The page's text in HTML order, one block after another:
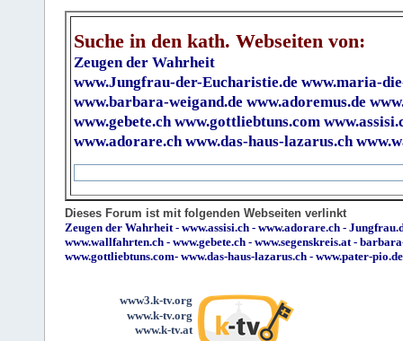
Suche in den kath. Webseiten von:
Zeugen der Wahrheit
www.Jungfrau-der-Eucharistie.de www.maria-
www.barbara-weigand.de www.adoremus.de
www.gebete.ch www.gottliebtuns.com
www.adorare.ch www.das-haus-lazarus.ch
Dieses Forum ist mit folgenden Webseiten verlinkt
Zeugen der Wahrheit- www.assisi.ch - www.adorare.ch -
www.wallfahrten.ch - www.gebete.ch - www.segenskreis.at-
www.gottliebtuns.com- www.das-haus-lazarus.ch - www.pater-pio.de
www3.k-tv.org
www.k-tv.org
www.k-tv.at